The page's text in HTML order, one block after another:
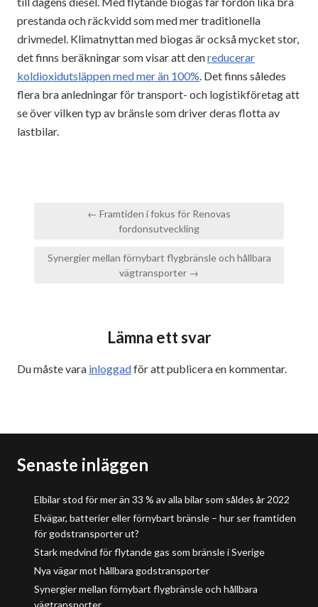
prestanda och räckvidd som med mer traditionella
drivmedel. Klimatnyttan med biogas är också mycket stor,
det finns beräkningar som visar att denreducerar
koldioxidutsläppen med mer än 100%. Det finns således
flera bra anledningar för transport- och logistikföretag att
se över vilken typ av bränsle som driver deras flotta av
lastbilar.
Inläggsnavigering
← Framtiden i fokus för Renovas
fordonsutveckling
Synergier mellan förnybart flygbränsle och hållbara
vägtransporter →
Lämna ett svar
Du måste vara inloggadför att publicera en kommentar.
Senaste inläggen
Elbilar stod för mer än 33 % av alla bilar som såldes år 2022
Elvägar, batterier eller förnybart bränsle – hur ser framtiden
för godstransporter ut?
Stark medvind för flytande gas som bränsle i Sverige
Nya vägar mot hållbara godstransporter
Synergier mellan förnybart flygbränsle och hållbara
vägtransporter